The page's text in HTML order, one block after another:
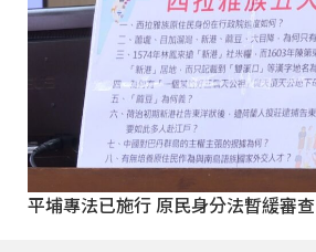
平埔專法已施行 原民身分法暫緩審查